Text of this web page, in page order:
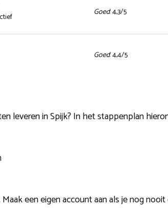
Goed: 4,3/5
Goed: 4,4/5
leveren in Spijk? In het stappenplan
een eigen account aan als je nog